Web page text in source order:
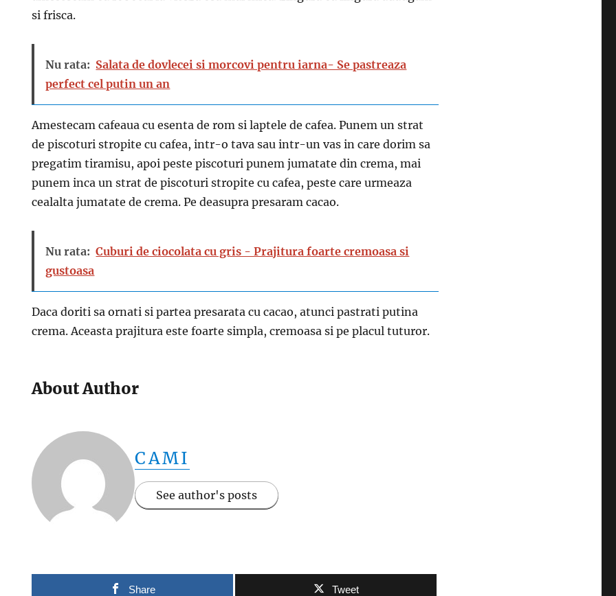
si frisca.
Nu rata: Salata de dovlecei si morcovi pentru iarna- Se pastreaza
perfect cel putin un an
Amestecam cafeaua cu esenta de rom si laptele de cafea. Punem un strat
de piscoturi stropite cu cafea, intr-o tava sau intr-un vas in care dorim sa
pregatim tiramisu, apoi peste piscoturi punem jumatate din crema, mai
punem inca un strat de piscoturi stropite cu cafea, peste care urmeaza
cealalta jumatate de crema. Pe deasupra presaram cacao.
Nu rata: Cuburi de ciocolata cu gris - Prajitura foarte cremoasa si
gustoasa
Daca doriti sa ornati si partea presarata cu cacao, atunci pastrati putina
crema. Aceasta prajitura este foarte simpla, cremoasa si pe placul tuturor.
About Author
CAMI
See author's posts
Share Tweet